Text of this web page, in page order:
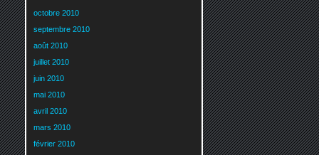
octobre 2010
septembre 2010
août 2010
juillet 2010
juin 2010
mai 2010
avril 2010
mars 2010
février 2010